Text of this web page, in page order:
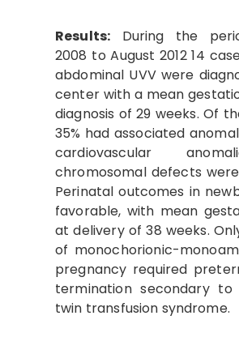
Results: During the
2008 to August 2012 14
abdominal UVV were
center with a mean
diagnosis of 29 weeks. Of
35% had associated
cardiovascular
chromosomal defects
Perinatal outcomes in
favorable, with mean
at delivery of 38 weeks.
of monochorionic-
pregnancy required
termination secondary
twin transfusion syndrome.